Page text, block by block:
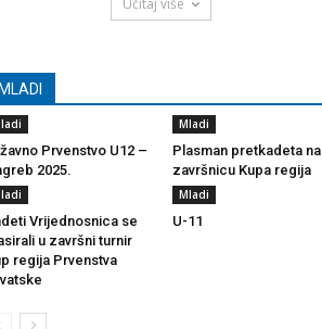
Prvenstvo U12 –
2025.
Mladi
Plasman pretkadeta na
završnicu Kupa regija
Vrijednosnica se
u završni turnir
regija Prvenstva
Mladi
U-11